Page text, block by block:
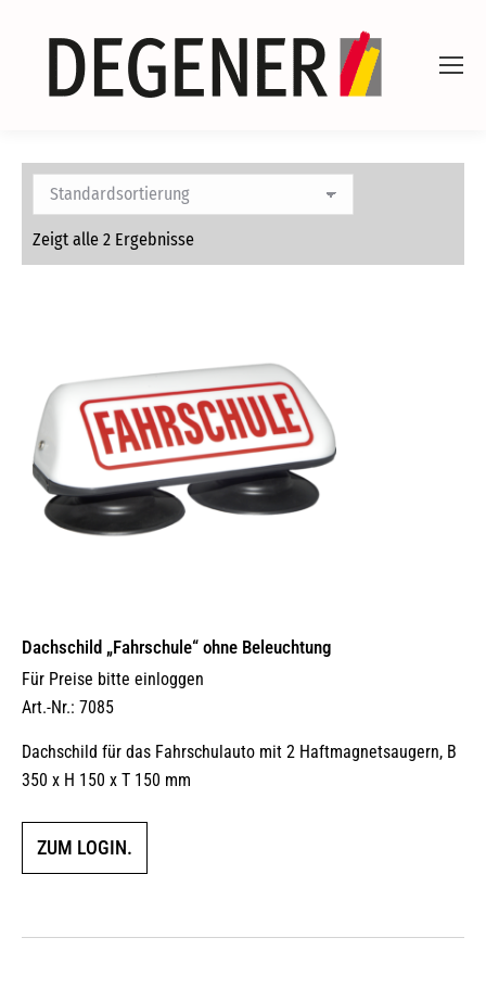
Zeigt alle 2 Ergebnisse
Dachschild „Fahrschule“ ohne Beleuchtung
Für Preise bitte einloggen
Art.-Nr.: 7085
Dachschild für das Fahrschulauto mit 2 Haftmagnetsaugern, B
350 x H 150 x T 150 mm
ZUM LOGIN.